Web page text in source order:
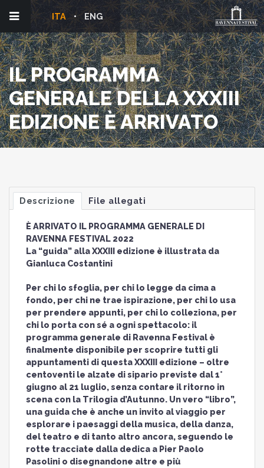
ENG
ITA
IL PROGRAMMA
GENERALE DELLA XXXIII
EDIZIONE È ARRIVATO
Descrizione File allegati
È ARRIVATO IL PROGRAMMA GENERALE DI
RAVENNA FESTIVAL 2022
La “guida” alla XXXIII edizione è illustrata da
Gianluca Costantini
Per chi lo sfoglia, per chi lo legge da cima a
fondo, per chi ne trae ispirazione, per chi lo usa
per prendere appunti, per chi lo colleziona, per
chi lo porta con sé a ogni spettacolo: il
programma generale di Ravenna Festival è
finalmente disponibile per scoprire tutti gli
appuntamenti di questa XXXIII edizione – oltre
centoventi le alzate di sipario previste dal 1°
giugno al 21 luglio, senza contare il ritorno in
scena con la Trilogia d’Autunno. Un vero “libro”,
una guida che è anche un invito al viaggio per
esplorare i paesaggi della musica, della danza,
del teatro e di tanto altro ancora, seguendo le
rotte tracciate dalla dedica a Pier Paolo
Pasolini o disegnandone altre e più